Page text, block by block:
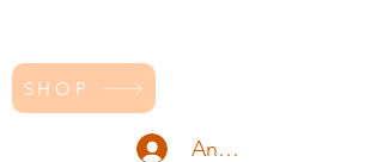
SHOP
Anmelden